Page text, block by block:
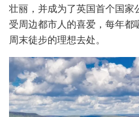
壮丽，并成为了英国首个国
受周边都市人的喜爱，每年
周末徒步的理想去处。